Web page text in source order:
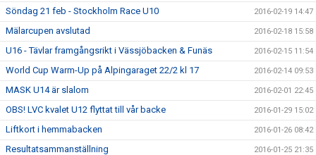
Söndag 21 feb - Stockholm Race U10 2016-02-19 14:47
Mälarcupen avslutad 2016-02-18 15:58
U16 - Tävlar framgångsrikt i Vässjöbacken & Funäs 2016-02-15 11:54
World Cup Warm-Up på Alpingaraget 22/2 kl 17 2016-02-14 09:53
MASK U14 är slalom 2016-02-01 22:45
OBS! LVC kvalet U12 flyttat till vår backe 2016-01-29 15:02
Liftkort i hemmabacken 2016-01-26 08:42
Resultatsammanställning 2016-01-25 21:35